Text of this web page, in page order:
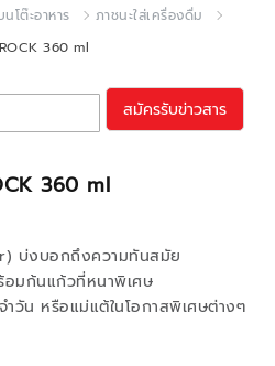
โต๊ะอาหาร
ภาชนะใส่เครื่องดื่ม
360 ml
360 ml
บ่งบอกถึงความทันสมัย
มก้นแก้วที่หนาพิเศษ
ำวัน หรือแม่แต้ในโอกาสพิเศษต่างๆ
สมัครรับข่าวสาร